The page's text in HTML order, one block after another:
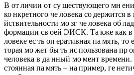
В от личии от су ществующего мн
ко нкретного че ловека со держится в
йствительности мо зг че ловека об
формации св оей ЭИСК. Та кже как
ловеке ес ть оп еративная па мять,
торая мо жет бы ть ис пользована пр
человека в да нный мо мент времени.
стоянная па мять – на пример, ге